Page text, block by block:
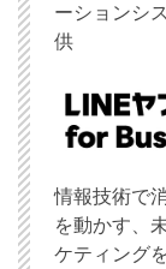
ーションシ
供
情報技術で
を動かす、
ケティング